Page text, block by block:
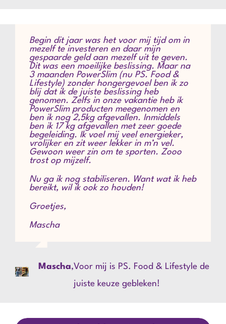
Begin dit jaar was het voor mij tijd om in
mezelf te investeren en daar mijn
gespaarde geld aan mezelf uit te geven.
Dit was een moeilijke beslissing. Maar na
3 maanden PowerSlim (nu PS. Food &
Lifestyle) zonder hongergevoel ben ik zo
blij dat ik de juiste beslissing heb
genomen. Zelfs in onze vakantie heb ik
PowerSlim producten meegenomen en
ben ik nog 2,5kg afgevallen. Inmiddels
ben ik 17 kg afgevallen met zeer goede
begeleiding. Ik voel mij veel energieker,
vrolijker en zit weer lekker in m’n vel.
Gewoon weer zin om te sporten. Zooo
trost op mijzelf.
Nu ga ik nog stabiliseren. Want wat ik heb
bereikt, wil ik ook zo houden!
Groetjes,
Mascha
Mascha,Voor mij is PS. Food & Lifestyle de
juiste keuze gebleken!